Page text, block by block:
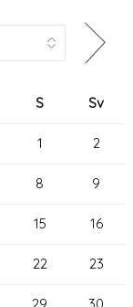
S Sv
1 2
8 9
15 16
22 23